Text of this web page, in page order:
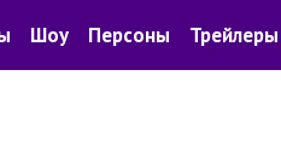
Шоу Персоны Трейлеры